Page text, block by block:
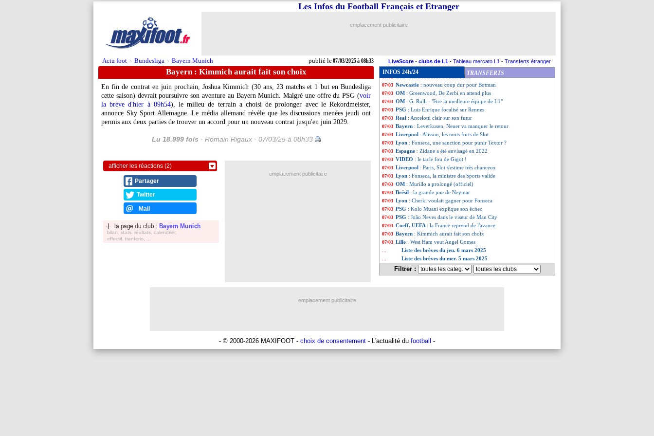
Actu foot > Bundesliga > Bayern Munich publié le07/03/2025 à 08h33
Les Infos du Football Français et Etranger
emplacement publicitaire
LiveScore - clubs de L1 - Tableau mercato L1 - Transferts étranger
Bayern : Kimmich aurait fait son choix
En fin de contrat en juin prochain, JoshuaKimmich (30 ans, 23 matchs et 1 but en Bundesliga
cette saison) devrait poursuivre son aventure au Bayern Munich. Malgré une offre du PSG (voir
la brève d'hier à 09h54), le milieu de terrain a choisi de prolonger avec le Rekordmeister,
annonce Sky Sport Allemagne. Le média allemand révèle que les discussions menées jeudi ont
permis aux deux parties de trouver un accord pour un nouveau contrat jusqu'en juin 2029.
Lu 18.999 fois - Romain Rigaux - 07/03/25 à 08h33
afficher les réactions (2)
Partager
Twitter
Mail
la page du club : Bayern Munich
bilan, stats, réultats, calendrier,
effectif, tranferts, ...
INFOS 24h/24 TRANSFERTS
07/03 Real: le racisme, le constat d'Ancelotti
07/03 Palace: Mateta dans le viseur de MU ?
07/03 Real
07/03 PSG: Luis Enrique répond à Kolo Muani
07/03 Liverpool: un turnover avant Paris ?
: Harit retourne à l'infirmerie
07/03 Newcastle : nouveau coup dur pour Botman
07/03 OM : Greenwood, De Zerbi en attend plus
07/03 OM : G. Rulli - "être la meilleure équipe de L1"
07/03 PSG : Luis Enrique focalisé sur Rennes
07/03 Real : Ancelotti clair sur son futur
07/03 Bayern : Leverkusen, Neuer va manquer le retour
07/03 Liverpool : Alisson, les mots forts de Slot
07/03 Lyon : Fonseca, une sanction pour punir Textor ?
07/03 Espagne : Zidane a été envisagé en 2022
07/03 VIDEO : le tacle fou de Gigot !
07/03 Liverpool : Paris, Slot s'estime très chanceux
07/03 Lyon : Fonseca, la ministre des Sports valide
07/03 OM : Murillo a prolongé (officiel)
07/03 Brésil : la grande joie de Neymar
07/03 Lyon : Cherki voulait gagner pour Fonseca
07/03 PSG : Kolo Muani explique son échec
07/03 PSG : João Neves dans le viseur de Man City
07/03 Coeff. UEFA : la France reprend de l'avance
07/03 Bayern : Kimmich aurait fait son choix
07/03 Lille : West Ham veut Angel Gomes
Liste des brèves du jeu. 6 mars 2025
Liste des brèves du mer. 5 mars 2025
Filtrer :
emplacement publicitaire
emplacement publicitaire
- © 2000-2026 MAXIFOOT - choix de consentement - L'actualité du football -